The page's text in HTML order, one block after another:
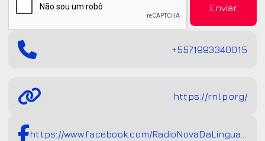
Enviar
+5571993340015
https://rnlp.org/